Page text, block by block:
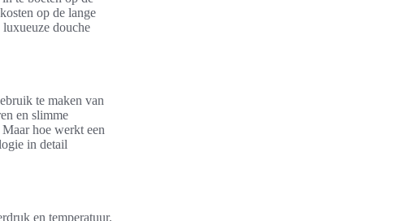
op de lange
douche
te maken van
en slimme
hoe werkt een
in detail
en temperatuur.